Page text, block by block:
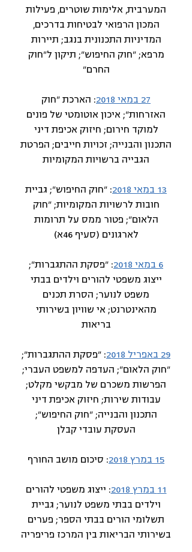
המערבית, אלימות שוטרים, פעילות
המכון הרפואי לבטיחות בדרכים,
המדיניות התכנונית בנגב; תיירות
מרפא; "חוק החיפוש"; תיקון ל"חוק
החרם"
27 במאי 2018
: הארכת "חוק
האזרחות"; איכון אוטומטי של פונים
למוקד חירום; חיזוק אכיפת דיני
התכנון והבנייה; זכויות חייבים; הפרטת
הגבייה ברשויות המקומיות
13 במאי 2018
: "חוק החיפוש"; גביית
חובות לרשויות המקומיות; "חוק
הלאום"; פטור ממס על תרומות
לארגונים (סעיף 46א)
6 במאי 2018
: "פסקת ההתגברות";
ייצוג משפטי להורים וילדים בבתי
משפט לנוער; הסרת תכנים
מהאינטרנט; אי שוויון בשירותי
בריאות
29 באפריל 2018
: "פסקת ההתגברות";
"חוק הלאום"; העדפה למשפט העברי;
הפרשות משכרם של מבקשי מקלט;
עבודות שירות; חיזוק אכיפת דיני
התכנון והבנייה; "חוק החיפוש";
העסקת עובדי קבלן
15 במרץ 2018 : סיכום מושב החורף
11 במרץ 2018
: ייצוג משפטי להורים
וילדים בבתי משפט לנוער; גביית
תשלומי הורים בבתי הספר; פערים
בשירותי הבריאות בין המרכז פריפריה